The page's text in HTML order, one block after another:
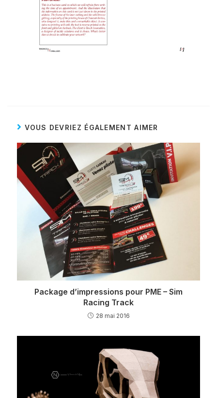
VOUS DEVRIEZ ÉGALEMENT AIMER
Package d’impressions pour PME – Sim
Racing Track
28 mai 2016